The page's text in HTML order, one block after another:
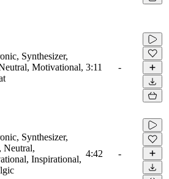
Synthesizer,
Motivational, 3:11 -
Synthesizer,
Neutral,
Inspirational,
4:42 -